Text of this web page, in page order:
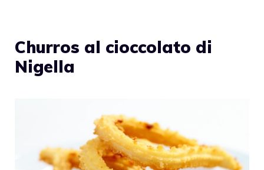
Churros al cioccolato di
Nigella